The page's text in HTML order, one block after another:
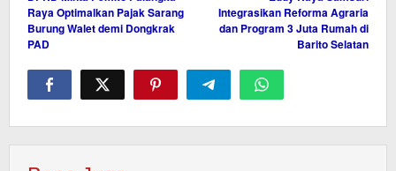
Raya Optimalkan Pajak Sarang
Burung Walet demi Dongkrak
PAD
Integrasikan Reforma Agraria
dan Program 3 Juta Rumah di
Barito Selatan